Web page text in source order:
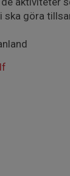
ska göra